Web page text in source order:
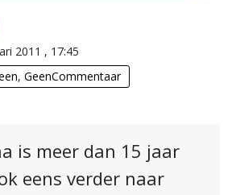
2011 , 17:45
, GeenCommentaar
is meer dan 15 jaar
eens verder naar